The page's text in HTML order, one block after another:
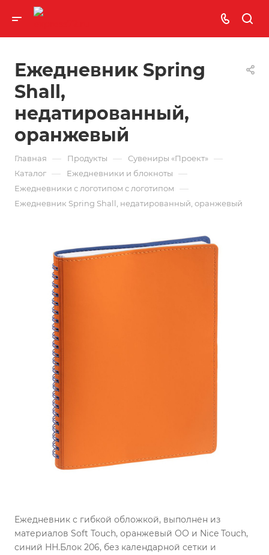
Ежедневник Spring
Shall,
недатированный,
оранжевый
Главная — Продукты — Сувениры «Проект» —
Каталог — Ежедневники и блокноты —
Ежедневники с логотипом с логотипом —
Ежедневник Spring Shall, недатированный, оранжевый
Ежедневник с гибкой обложкой, выполнен из
материалов Soft Touch, оранжевый ОО и Nice Touch,
синий НН.Блок 206, без календарной сетки и